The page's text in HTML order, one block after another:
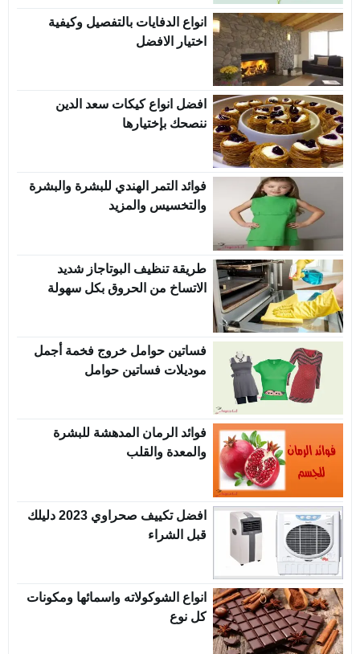
انواع الدفايات بالتفصيل وكيفية
اختيار الافضل
افضل انواع كيكات سعد الدين
ننصحك بإختيارها
فوائد التمر الهندي للبشرة والبشرة
والتخسيس والمزيد
طريقة تنظيف البوتاجاز شديد
الاتساخ من الحروق بكل سهولة
فساتين حوامل خروج فخمة أجمل
موديلات فساتين حوامل
فوائد الرمان المدهشة للبشرة
والمعدة والقلب
افضل تكييف صحراوي 2023 دليلك
قبل الشراء
انواع الشوكولاته واسمائها ومكونات
كل نوع